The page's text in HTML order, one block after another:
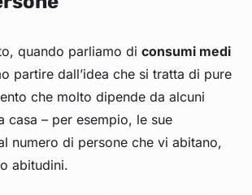
quando parliamo diconsumi medi
partire dall’idea che si tratta di pure
che molto dipende da alcuni
casa – per esempio, le sue
numero di persone che vi abitano,
abitudini.